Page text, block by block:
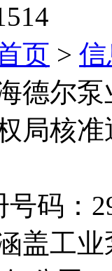
页 >
德尔
局核
码：
盖工